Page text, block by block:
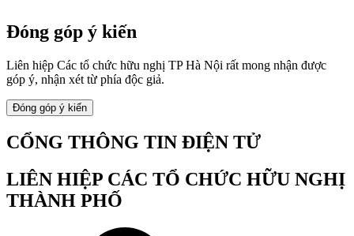
Đóng góp ý kiến
Liên hiệp Các tổ chức hữu nghị TP Hà Nội rất mong nhận được
góp ý, nhận xét từ phía độc giả.
Đóng góp ý kiến
CỔNG THÔNG TIN ĐIỆN TỬ
LIÊN HIỆP CÁC TỔ CHỨC HỮU NGHỊ
THÀNH PHỐ